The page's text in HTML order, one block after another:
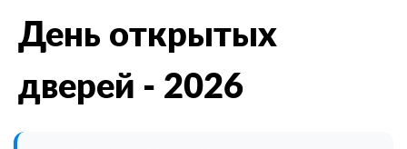
День открытых
дверей - 2026